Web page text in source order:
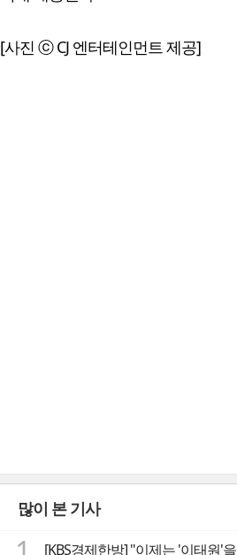
[사진 ⓒ CJ 엔터테인먼트 제공]
많이 본 기사
[KBS경제한방] "이제는 '이태원'을